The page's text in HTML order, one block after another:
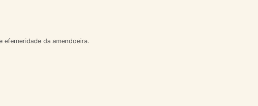
efemeridade da amendoeira.